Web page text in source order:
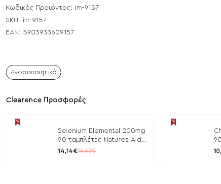
Κωδικός Προϊόντος: im-9157
SKU: im-9157
EAN: 5903933609157
Ανοσοποιητικό
Clearence Προσφορές
Selenium Elemental 200mg
90 ταμπλέτες Natures Aid
/ Μέταλλα
14,14€16,63€
/